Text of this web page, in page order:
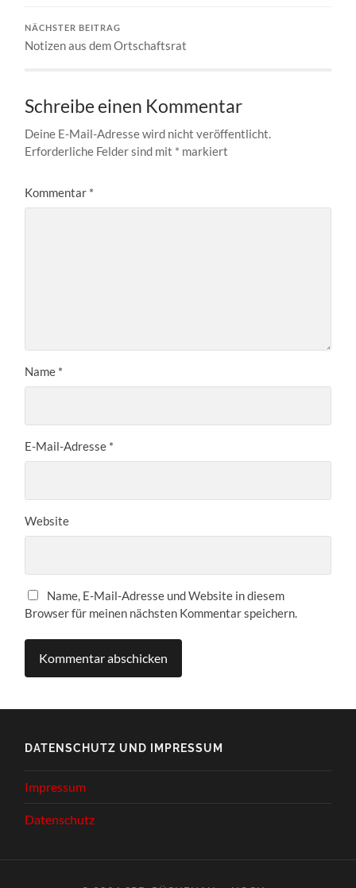
NÄCHSTER BEITRAG
Notizen aus dem Ortschaftsrat
Schreibe einen Kommentar
Deine E-Mail-Adresse wird nicht veröffentlicht.
Erforderliche Felder sind mit * markiert
Kommentar *
Name *
E-Mail-Adresse *
Website
Name, E-Mail-Adresse und Website in diesem
Browser für meinen nächsten Kommentar speichern.
DATENSCHUTZ UND IMPRESSUM
Impressum
Datenschutz